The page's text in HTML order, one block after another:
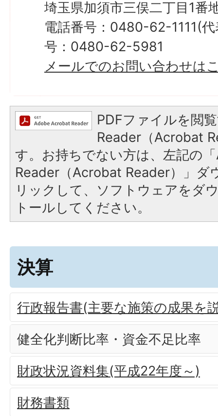
埼玉県加須市三俣二丁目1番
電話番号：0480-62-1111(
号：0480-62-5981
メールでのお問い合わせは
PDFファイルを閲
Reader（Acrobat
す。お持ちでない方は、左記の
Reader（Acrobat Reader）」ダ
リックして、ソフトウェアをダ
トールしてください。
決算
行政報告書(主要な施策の成果を
健全化判断比率・資金不足比率
財政状況資料集(平成22年度～)
財務書類